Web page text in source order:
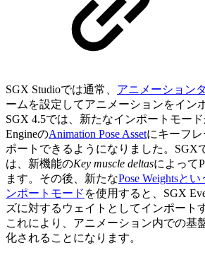
SGX Studioでは通常、 アニメーション
ームを設定してアニメーションをイン
SGX 4.5では、新たなインポートモー
EngineのAnimation Pose Assetにキーフ
ポートできるようになりました。SGX
は、新機能のKey muscle deltasによって
ます。その後、新たなPose Weightsと
ンポートモード を使用すると、SGX
ズに対するウェイトとしてインポート
これにより、アニメーション内での基
化されることになります。